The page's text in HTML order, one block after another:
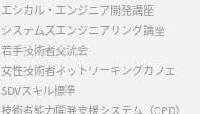
エシカル・エンジニア開発講座
システムズエンジニアリング講座
若手技術者交流会
女性技術者ネットワーキングカフェ
SDVスキル標準
技術者能力開発支援システム（CPD）